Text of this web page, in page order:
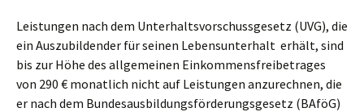
Leistungen nach dem Unterhaltsvorschussgesetz (UVG), die
ein Auszubildender für seinen Lebensunterhalt erhält, sind
bis zur Höhe des allgemeinen Einkommensfreibetrages
von 290 € monatlich nicht auf Leistungen anzurechnen, die
er nach dem Bundesausbildungsförderungsgesetz (BAföG)